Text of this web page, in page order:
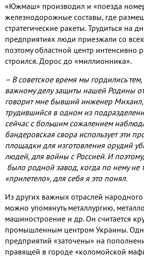
«Южмаш» производил и «поезда
железнодорожные составы, где
стратегические ракеты.Трудиться на
предприятиях люди приезжали со
поэтому областной центр интенсивно
строился. Дорос до «миллионника».
– В советское время мы гордились тем,
важному делу защиты нашей Родины
говорит мне бывший инженер Михаил,
трудившийся в одном из
сейчас с большим сожалением
бандеровская свора использует эти
площадки для изготовления орудий
людей, для войны с Россией. И поэтому,
было родной завод, когда по нему не
«прилетело», для себя я это понял.
Из других важных отраслей
можно упомянуть металлургию,
машиностроение и др.Он считается
промышленным центром Украины.
предприятий «заточены» на
правящей в городе «коломойской